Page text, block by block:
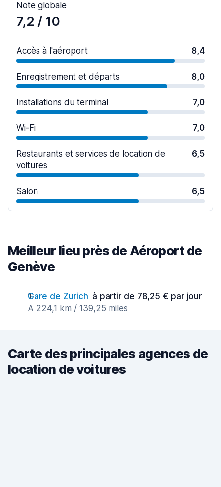
Note globale
7,2 / 10
Accès à l'aéroport 8,4
Enregistrement et départs 8,0
Installations du terminal 7,0
Wi-Fi 7,0
Restaurants et services de location de
voitures
6,5
Salon 6,5
Meilleur lieu près de Aéroport de
Genève
Gare de Zurich à partir de 78,25 € par jour
A 224,1 km / 139,25 miles
Carte des principales agences de
location de voitures